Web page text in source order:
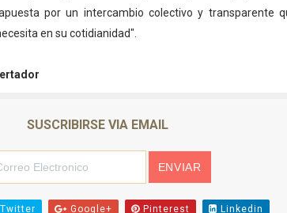
por un intercambio colectivo y transparente
en su cotidianidad".
SUSCRIBIRSE VIA EMAIL
Twitter Google+ Pinterest Linkedin